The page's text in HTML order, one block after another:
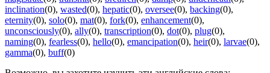
inclination(0), wasted(0), hepatic(0), oversee(0), backing(0),
eternity(0), solo(0), mat(0), fork(0), enhancement(0),
unconsciously(0), ally(0), transcription(0), dot(0), plug(0),
naming(0), fearless(0), hello(0), emancipation(0), heir(0), larvae(0),
gamma(0), buff(0)